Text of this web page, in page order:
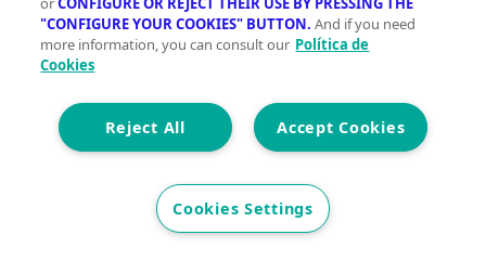
"CONFIGURE YOUR COOKIES" BUTTON. And if you need
more information, you can consult our Política de
Cookies
Accept Cookies
Reject All
Cookies Settings